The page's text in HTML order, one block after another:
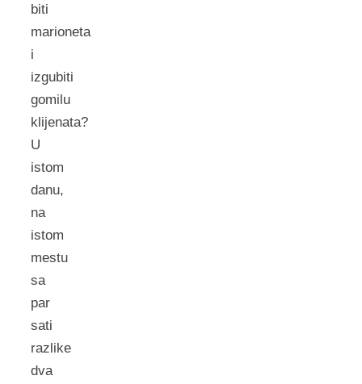
biti
marioneta
i
izgubiti
gomilu
klijenata?
U
istom
danu,
na
istom
mestu
sa
par
sati
razlike
dva